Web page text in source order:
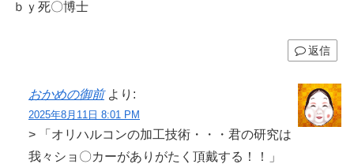
ｂｙ死〇博士
返信
おかめの御前 より:
2025年8月11日 8:01 PM
> 「オリハルコンの加工技術・・・君の研究は
我々ショ〇カーがありがたく頂戴する！！」